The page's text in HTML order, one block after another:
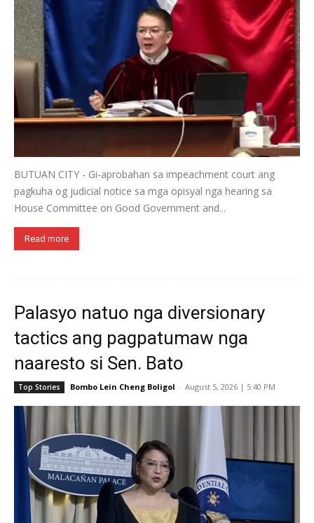
BUTUAN CITY - Gi-aprobahan sa impeachment court ang
pagkuha og judicial notice sa mga opisyal nga hearing sa
House Committee on Good Government and...
Read more
Palasyo natuo nga diversionary
tactics ang pagpatumaw nga
naaresto si Sen. Bato
Top Stories Bombo Lein Cheng Boligol - August 5, 2026 | 5:40 PM